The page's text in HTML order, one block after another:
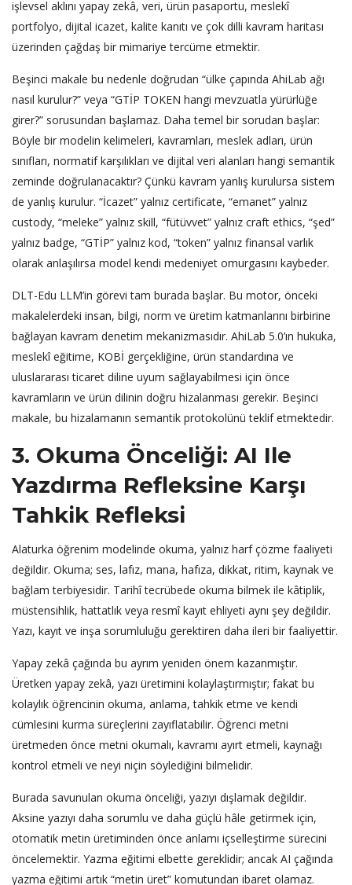
işlevsel aklını yapay zekâ, veri, ürün pasaportu, meslekî
portfolyo, dijital icazet, kalite kanıtı ve çok dilli kavram haritası
üzerinden çağdaş bir mimariye tercüme etmektir.
Beşinci makale bu nedenle doğrudan “ülke çapında AhiLab ağı
nasıl kurulur?” veya “GTİP TOKEN hangi mevzuatla yürürlüğe
girer?” sorusundan başlamaz. Daha temel bir sorudan başlar:
Böyle bir modelin kelimeleri, kavramları, meslek adları, ürün
sınıfları, normatif karşılıkları ve dijital veri alanları hangi semantik
zeminde doğrulanacaktır? Çünkü kavram yanlış kurulursa sistem
de yanlış kurulur. “İcazet” yalnız certificate, “emanet” yalnız
custody, “meleke” yalnız skill, “fütüvvet” yalnız craft ethics, “şed”
yalnız badge, “GTİP” yalnız kod, “token” yalnız finansal varlık
olarak anlaşılırsa model kendi medeniyet omurgasını kaybeder.
DLT-Edu LLM’in görevi tam burada başlar. Bu motor, önceki
makalelerdeki insan, bilgi, norm ve üretim katmanlarını birbirine
bağlayan kavram denetim mekanizmasıdır. AhiLab 5.0’ın hukuka,
meslekî eğitime, KOBİ gerçekliğine, ürün standardına ve
uluslararası ticaret diline uyum sağlayabilmesi için önce
kavramların ve ürün dilinin doğru hizalanması gerekir. Beşinci
makale, bu hizalamanın semantik protokolünü teklif etmektedir.
3. Okuma Önceliği: AI Ile
Yazdırma Refleksine Karşı
Tahkik Refleksi
Alaturka öğrenim modelinde okuma, yalnız harf çözme faaliyeti
değildir. Okuma; ses, lafız, mana, hafıza, dikkat, ritim, kaynak ve
bağlam terbiyesidir. Tarihî tecrübede okuma bilmek ile kâtiplik,
müstensihlik, hattatlık veya resmî kayıt ehliyeti aynı şey değildir.
Yazı, kayıt ve inşa sorumluluğu gerektiren daha ileri bir faaliyettir.
Yapay zekâ çağında bu ayrım yeniden önem kazanmıştır.
Üretken yapay zekâ, yazı üretimini kolaylaştırmıştır; fakat bu
kolaylık öğrencinin okuma, anlama, tahkik etme ve kendi
cümlesini kurma süreçlerini zayıflatabilir. Öğrenci metni
üretmeden önce metni okumalı, kavramı ayırt etmeli, kaynağı
kontrol etmeli ve neyi niçin söylediğini bilmelidir.
Burada savunulan okuma önceliği, yazıyı dışlamak değildir.
Aksine yazıyı daha sorumlu ve daha güçlü hâle getirmek için,
otomatik metin üretiminden önce anlamı içselleştirme sürecini
öncelemektir. Yazma eğitimi elbette gereklidir; ancak AI çağında
yazma eğitimi artık “metin üret” komutundan ibaret olamaz.